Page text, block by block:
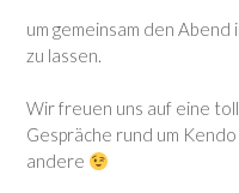
um gemeinsam den
zu lassen.
Wir freuen uns auf eine
Gespräche rund um
andere